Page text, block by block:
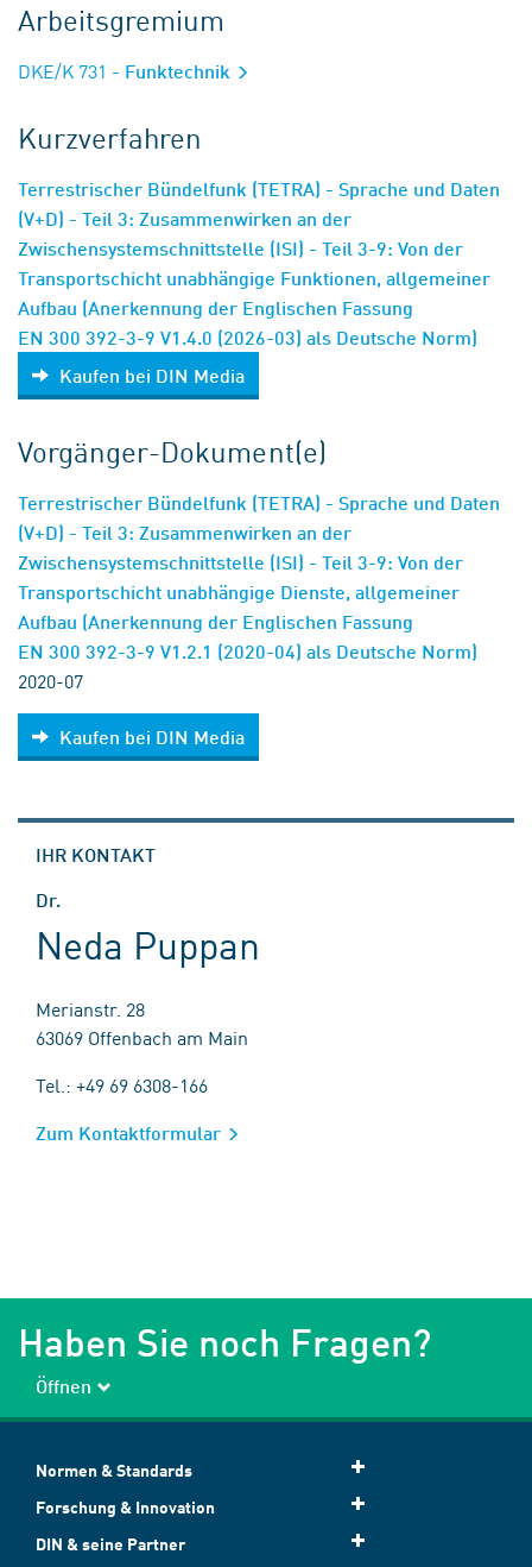
Arbeitsgremium
DKE/K 731 - Funktechnik
Kurzverfahren
Terrestrischer Bündelfunk (TETRA) - Sprache und Daten
(V+D) - Teil 3: Zusammenwirken an der
Zwischensystemschnittstelle (ISI) - Teil 3-9: Von der
Transportschicht unabhängige Funktionen, allgemeiner
Aufbau (Anerkennung der Englischen Fassung
EN 300 392-3-9 V1.4.0 (2026-03) als Deutsche Norm)
Kaufen bei DIN Media
Vorgänger-Dokument(e)
Terrestrischer Bündelfunk (TETRA) - Sprache und Daten
(V+D) - Teil 3: Zusammenwirken an der
Zwischensystemschnittstelle (ISI) - Teil 3-9: Von der
Transportschicht unabhängige Dienste, allgemeiner
Aufbau (Anerkennung der Englischen Fassung
EN 300 392-3-9 V1.2.1 (2020-04) als Deutsche Norm)
2020-07
Kaufen bei DIN Media
IHR KONTAKT
Dr.
Neda Puppan
Merianstr. 28
63069 Offenbach am Main
Tel.: +49 69 6308-166
Zum Kontaktformular
Haben Sie noch Fragen?
Öffnen
Normen & Standards
Forschung & Innovation
DIN & seine Partner